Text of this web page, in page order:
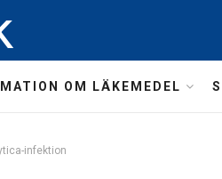
OM LÄKEMEDEL
infektion